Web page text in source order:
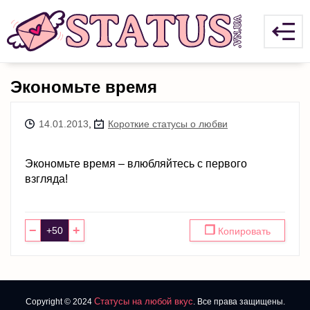
Экономьте время
14.01.2013 Короткие статусы о любви
Экономьте время – влюбляйтесь с первого
взгляда!
− + ❐ Копировать
Copyright © 2024 Статусы на любой вкус. Все права защищены.